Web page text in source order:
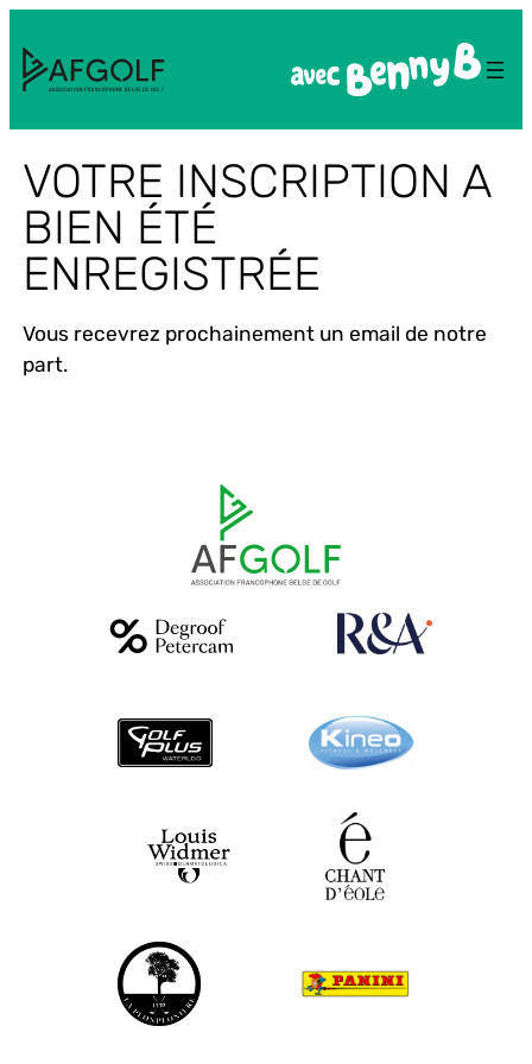
VOTRE INSCRIPTION A
BIEN ÉTÉ
ENREGISTRÉE
Vous recevrez prochainement un email de notre
part.